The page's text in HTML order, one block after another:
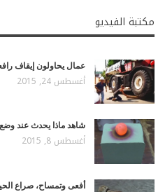
مكتبة الفيديو
عمال يحاولون إيقاف
أغسطس 24, 2015
شاهد ماذا يحدث عند
أغسطس 8, 2015
أفعى وتمساح، صراع